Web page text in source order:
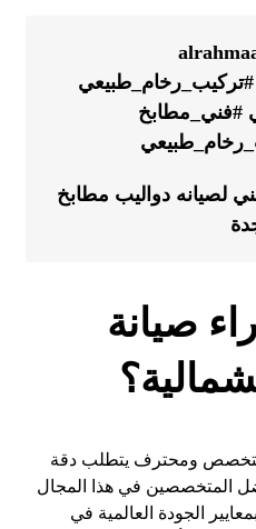
#تركيب_رخام_طبيعي
#فني_مطابخ
لصيانه دواليب مطابخ
صيانة
ومحترف يتطلب دقة
المتخصصين في هذا المجال
الجودة العالمية في